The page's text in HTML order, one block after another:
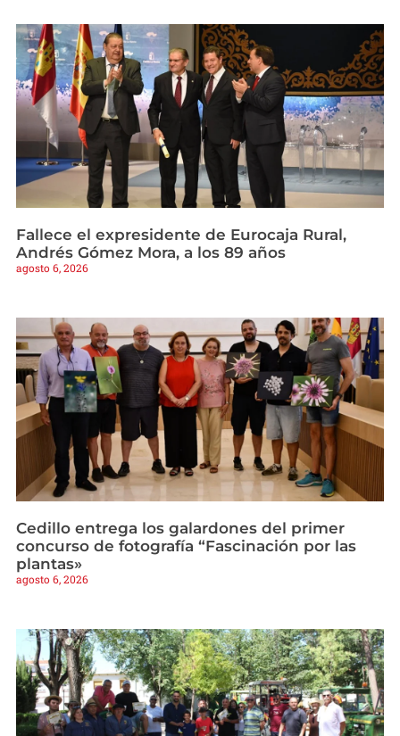
Fallece el expresidente de Eurocaja Rural,
Andrés Gómez Mora, a los 89 años
agosto 6, 2026
Cedillo entrega los galardones del primer
concurso de fotografía “Fascinación por las
plantas»
agosto 6, 2026